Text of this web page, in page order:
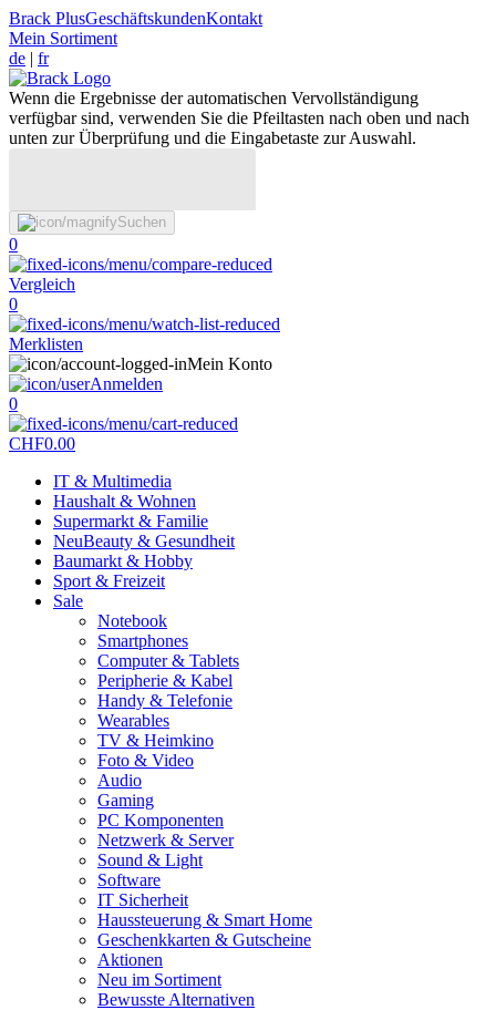
Brack PlusGeschäftskundenKontakt
Mein Sortiment
de | fr
Wenn die Ergebnisse der automatischen Vervollständigung
verfügbar sind, verwenden Sie die Pfeiltasten nach oben und nach
unten zur Überprüfung und die Eingabetaste zur Auswahl.
Suchen
0
Vergleich
0
Merklisten
Mein Konto
Anmelden
0
CHF0.00
IT & Multimedia
Haushalt & Wohnen
Supermarkt & Familie
NeuBeauty & Gesundheit
Baumarkt & Hobby
Sport & Freizeit
Sale
Notebook
Smartphones
Computer & Tablets
Peripherie & Kabel
Handy & Telefonie
Wearables
TV & Heimkino
Foto & Video
Audio
Gaming
PC Komponenten
Netzwerk & Server
Sound & Light
Software
IT Sicherheit
Haussteuerung & Smart Home
Geschenkkarten & Gutscheine
Aktionen
Neu im Sortiment
Bewusste Alternativen